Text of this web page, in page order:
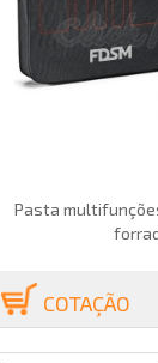
Pasta
COTAÇÃO